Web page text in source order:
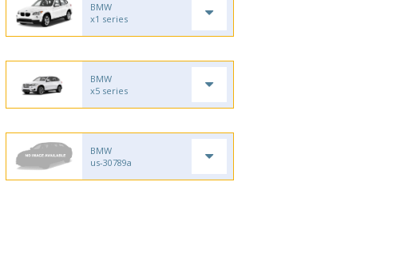
BMW
x1 series
BMW
x5 series
BMW
us-30789a